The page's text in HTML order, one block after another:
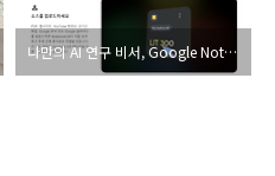
나만의 AI 연구 비서, Google NotebookLM 완벽 가이드